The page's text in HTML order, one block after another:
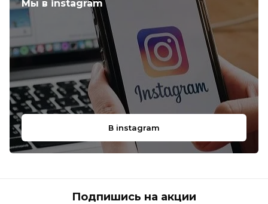
Мы в instagram
В instagram
Подпишись на акции